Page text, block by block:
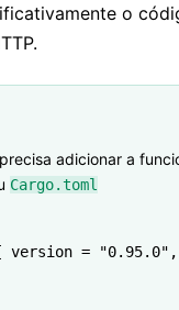
o
adicionar a
Cargo.toml
version = "0.95.0"